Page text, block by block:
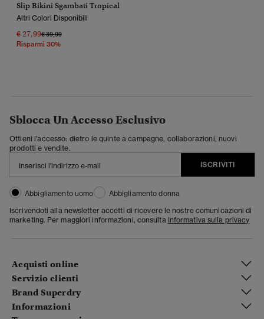
Slip Bikini Sgambati Tropical
Altri Colori Disponibili
€ 27,99Prezzo Ridotto Da
€ 39,99A
Risparmi 30%
Sblocca Un Accesso Esclusivo
Ottieni l'accesso: dietro le quinte a campagne, collaborazioni, nuovi
prodotti e vendite.
ISCRIVITI
Abbigliamento uomo
Abbigliamento donna
Iscrivendoti alla newsletter accetti di ricevere le nostre comunicazioni di
marketing. Per maggiori informazioni, consulta Informativa sulla privacy
Acquisti online
Servizio clienti
Brand Superdry
Informazioni